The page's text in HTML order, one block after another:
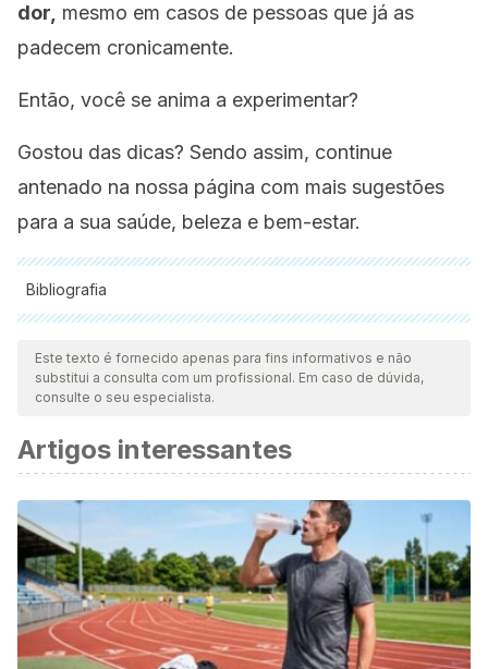
dor, mesmo em casos de pessoas que já as
padecem cronicamente.
Então, você se anima a experimentar?
Gostou das dicas? Sendo assim, continue
antenado na nossa página com mais sugestões
para a sua saúde, beleza e bem-estar.
Bibliografia
Todas as fontes citadas foram minuciosamente revisadas por
nossa equipe para garantir sua qualidade, confiabilidade,
atualidade e validade. A bibliografia deste artigo foi
cientificamente.
Mooventhan A, et al. (2014). Scientific evidence-based
effects of hydrotherapy on various systems of the body.
ncbi.nlm.nih.gov/pmc/articles/PMC4049052/
Shevchuk NA. Adapted cold shower as a potential
treatment for depression. Med Hypotheses.
2008;70(5):995-1001. Epub 2007 Nov 13. PubMed PMID:
17993252.
Este texto é fornecido apenas para fins informativos e não
substitui a consulta com um profissional. Em caso de dúvida,
consulte o seu especialista.
Artigos interessantes